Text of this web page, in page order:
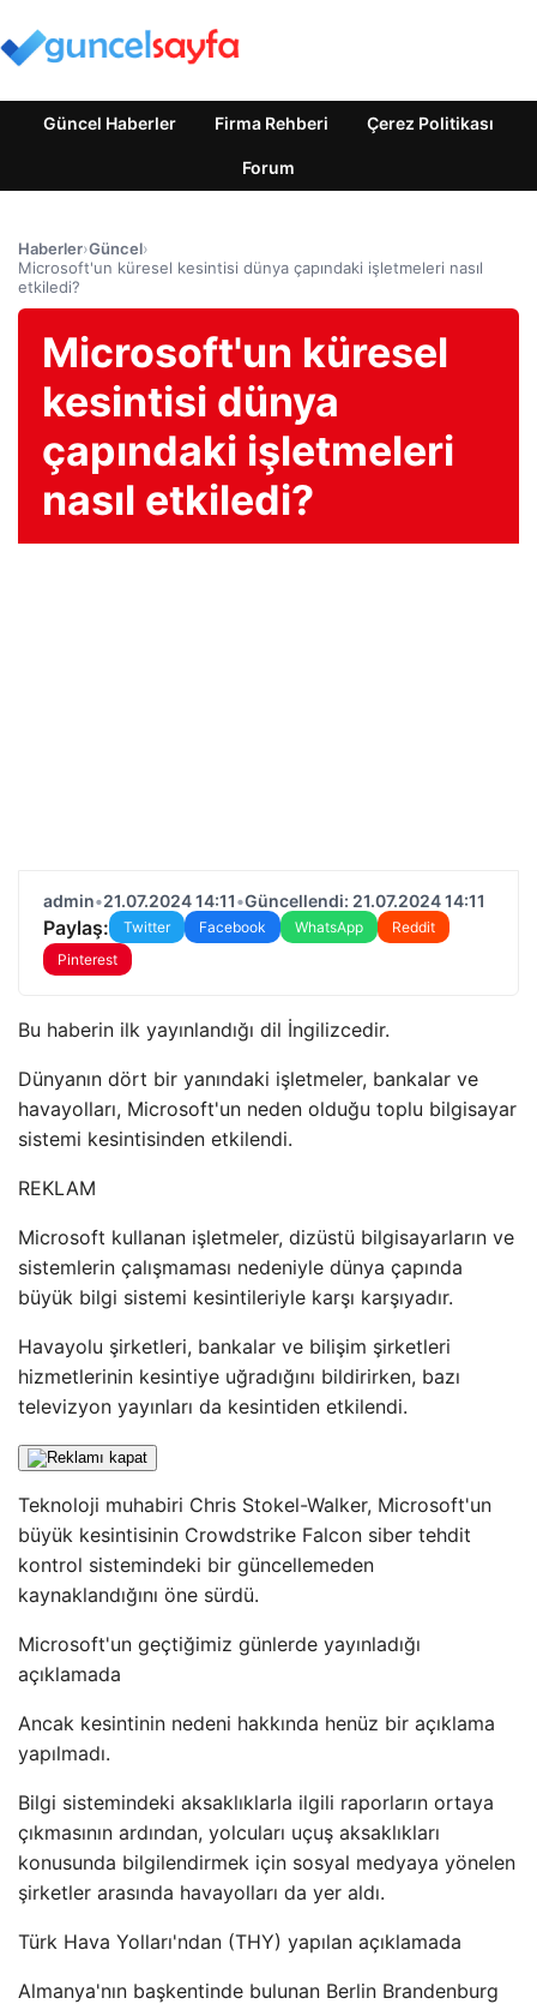
Güncel Haberler Firma Rehberi Çerez Politikası
Forum
Haberler›Güncel›
Microsoft'un küresel kesintisi dünya çapındaki işletmeleri nasıl
etkiledi?
Microsoft'un küresel
kesintisi dünya
çapındaki işletmeleri
nasıl etkiledi?
admin•21.07.2024 14:11•Güncellendi: 21.07.2024 14:11
Paylaş: Twitter Facebook WhatsApp
Reddit
Pinterest
Bu haberin ilk yayınlandığı dil İngilizcedir.
Dünyanın dört bir yanındaki işletmeler, bankalar ve
havayolları, Microsoft'un neden olduğu toplu bilgisayar
sistemi kesintisinden etkilendi.
REKLAM
Microsoft kullanan işletmeler, dizüstü bilgisayarların ve
sistemlerin çalışmaması nedeniyle dünya çapında
büyük bilgi sistemi kesintileriyle karşı karşıyadır.
Havayolu şirketleri, bankalar ve bilişim şirketleri
hizmetlerinin kesintiye uğradığını bildirirken, bazı
televizyon yayınları da kesintiden etkilendi.
Teknoloji muhabiri Chris Stokel-Walker, Microsoft'un
büyük kesintisinin Crowdstrike Falcon siber tehdit
kontrol sistemindeki bir güncellemeden
kaynaklandığını öne sürdü.
Microsoft'un geçtiğimiz günlerde yayınladığı
açıklamada
Ancak kesintinin nedeni hakkında henüz bir açıklama
yapılmadı.
Bilgi sistemindeki aksaklıklarla ilgili raporların ortaya
çıkmasının ardından, yolcuları uçuş aksaklıkları
konusunda bilgilendirmek için sosyal medyaya yönelen
şirketler arasında havayolları da yer aldı.
Türk Hava Yolları'ndan (THY) yapılan açıklamada
Almanya'nın başkentinde bulunan Berlin Brandenburg